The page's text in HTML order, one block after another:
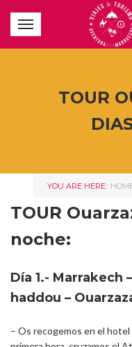
TOUR
YOU ARE HERE:
TOUR
noche:
Día 1.- Marrakech
haddou –
– Os recogemos en el hotel